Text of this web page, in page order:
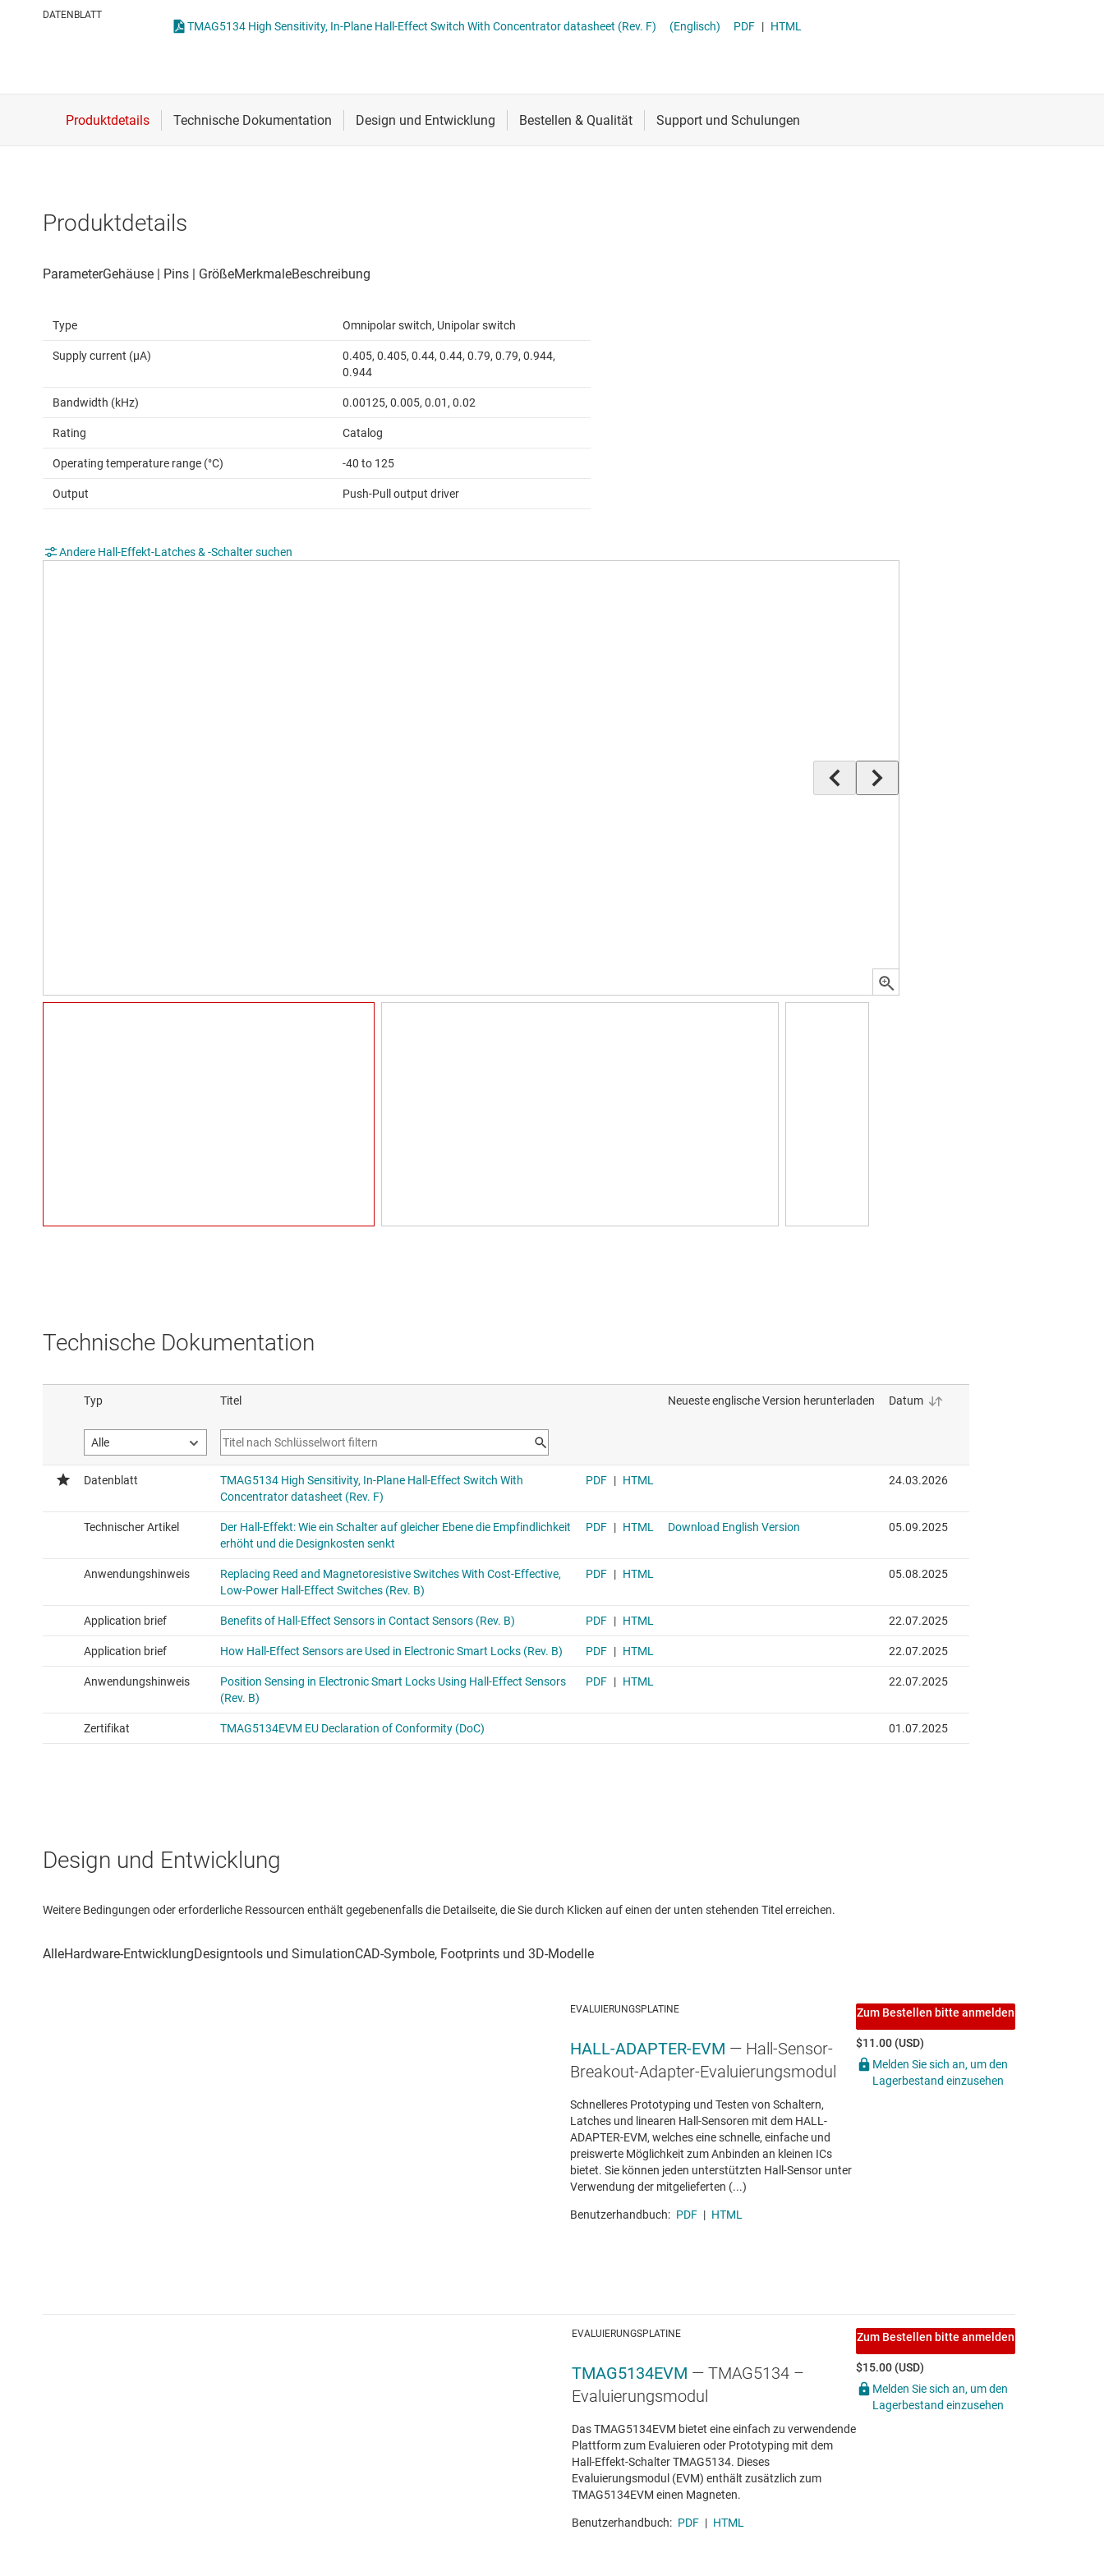
Isolierung Verstärker
DATENBLATT
TMAG5134 High Sensitivity, In-Plane Hall-Effect Switch With Concentrator datasheet (Rev. F) (Englisch) PDF | HTML
Produktdetails
Type Omnipolar switch, Unipolar switch
Supply current (µA)
0.405, 0.405, 0.44, 0.44, 0.79, 0.79, 0.944,
0.944
Bandwidth (kHz) 0.00125, 0.005, 0.01, 0.02
Rating Catalog
Operating temperature range (°C) -40 to 125
Output Push-Pull output driver
Andere Hall-Effekt-Latches & ‑Schalter suchen
Technische Dokumentation
Design und Entwicklung
Weitere Bedingungen oder erforderliche Ressourcen enthält gegebenenfalls die Detailseite, die Sie durch Klicken auf einen der unten stehenden Titel erreichen.
EVALUIERUNGSPLATINE
HALL-ADAPTER-EVM — Hall-Sensor-
Breakout-Adapter-Evaluierungsmodul
Schnelleres Prototyping und Testen von Schaltern,
Latches und linearen Hall-Sensoren mit dem HALL-
ADAPTER-EVM, welches eine schnelle, einfache und
preiswerte Möglichkeit zum Anbinden an kleinen ICs
bietet. Sie können jeden unterstützten Hall-Sensor unter
Verwendung der mitgelieferten (...)
Benutzerhandbuch: PDF | HTML
Zum Bestellen bitte anmelden
$11.00 (USD)
Melden Sie sich an, um den
Lagerbestand einzusehen
EVALUIERUNGSPLATINE
TMAG5134EVM — TMAG5134 –
Evaluierungsmodul
Das TMAG5134EVM bietet eine einfach zu verwendende
Plattform zum Evaluieren oder Prototyping mit dem
Hall-Effekt-Schalter TMAG5134. Dieses
Evaluierungsmodul (EVM) enthält zusätzlich zum
TMAG5134EVM einen Magneten.
Benutzerhandbuch: PDF | HTML
Zum Bestellen bitte anmelden
$15.00 (USD)
Melden Sie sich an, um den
Lagerbestand einzusehen